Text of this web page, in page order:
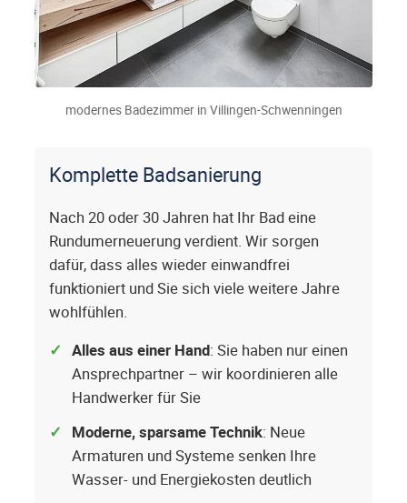
modernes Badezimmer in Villingen-Schwenningen
Komplette Badsanierung
Nach 20 oder 30 Jahren hat Ihr Bad eine
Rundumerneuerung verdient. Wir sorgen
dafür, dass alles wieder einwandfrei
funktioniert und Sie sich viele weitere Jahre
wohlfühlen.
Alles aus einer Hand: Sie haben nur einen
Ansprechpartner – wir koordinieren alle
Handwerker für Sie
Moderne, sparsame Technik: Neue
Armaturen und Systeme senken Ihre
Wasser- und Energiekosten deutlich